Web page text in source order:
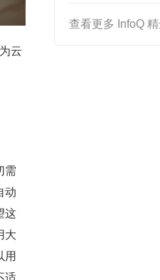
云
需
动
这
大
用
查看更多 InfoQ